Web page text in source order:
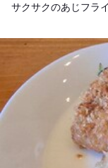
サクサクのあじフラ